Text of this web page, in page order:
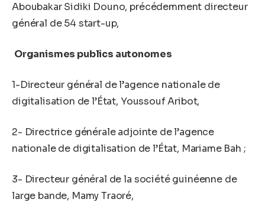
Aboubakar Sidiki Douno, précédemment directeur
général de 54 start-up,
Organismes publics autonomes
1-Directeur général de l’agence nationale de
digitalisation de l’État, Youssouf Aribot,
2- Directrice générale adjointe de l’agence
nationale de digitalisation de l’État, Mariame Bah ;
3- Directeur général de la société guinéenne de
large bande, Mamy Traoré,